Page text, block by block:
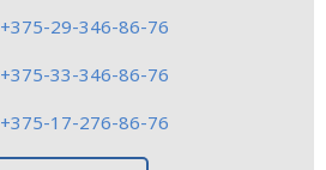
+375-29-346-86-76
+375-33-346-86-76
+375-17-276-86-76